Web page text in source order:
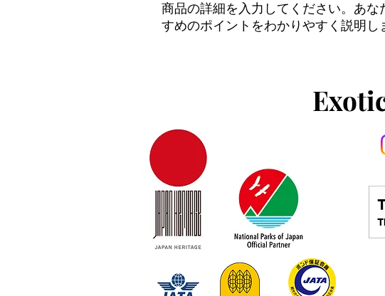
商品の詳細を入力してください。あな
すめのポイントをわかりやすく説明し